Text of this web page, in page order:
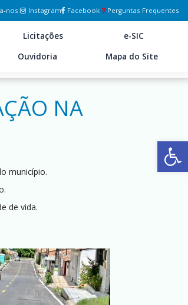
nos: Instagram Facebook Perguntas Frequentes
Licitações
e-SIC
Ouvidoria Mapa do Site
NA
município.
de vida.